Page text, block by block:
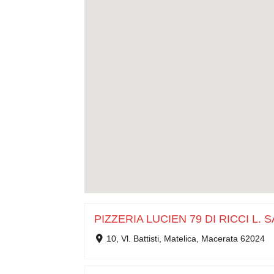
PIZZERIA LUCIEN 79 DI RICCI L.
10, Vl. Battisti, Matelica, Macerata 62024